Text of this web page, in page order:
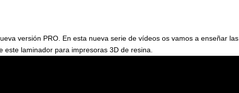
versión PRO. En esta nueva serie de vídeos os vamos a enseñar las
este laminador para impresoras 3D de resina.